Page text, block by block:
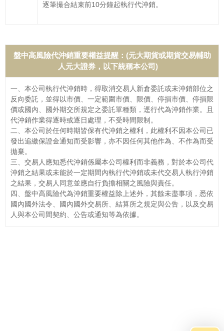
逐筆撮合結束前10分鐘起執行代沖銷。
盤中高風險代沖銷重要權益提醒：(元大期貨或期貨交易輔助
人元大證券，以下統稱本公司)
一、本公司執行代沖銷時，得取消交易人新倉委託或未沖銷部位之
反向委託，並得以市價、一定範圍市價、限價、停損市價、停損限
價或國內、國外期交所規定之委託單種類，逕行代為沖銷作業。且
代沖銷作業得逐時或逐日處理，不受時間限制。
二、本公司於任何時期皆保有代沖銷之權利，此權利不因本公司已
發出追繳保證金通知而受影響，亦不因任何其他作為、不作為而受
拋棄。
三、交易人應知悉代沖銷係屬本公司權利而非義務，對於本公司代
沖銷之結果或未能於一定期間內執行代沖銷或未代交易人執行沖銷
之結果，交易人同意並應自行負擔相關之風險與責任。
四、盤中高風險代為沖銷重要權益除上述外，其餘未盡事項，悉依
國內國外法令、國內國外交易所、結算所之規定與公告，以及交易
人與本公司間契約、公告或通知等為依據。